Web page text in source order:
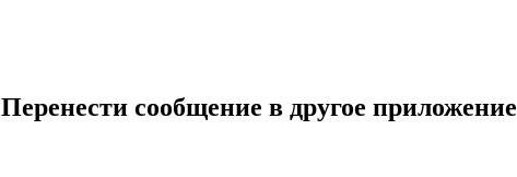
Перенести сообщение в другое приложение